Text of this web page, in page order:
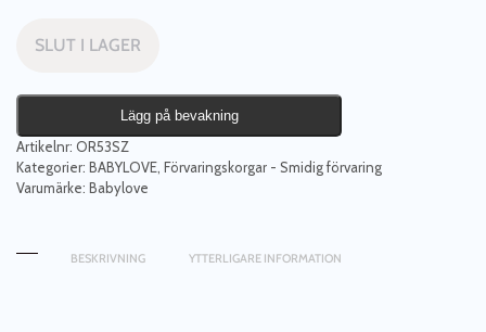
SLUT I LAGER
Lägg på bevakning
Artikelnr: OR53SZ
Kategorier: BABYLOVE, Förvaringskorgar - Smidig förvaring
Varumärke: Babylove
BESKRIVNING YTTERLIGARE INFORMATION